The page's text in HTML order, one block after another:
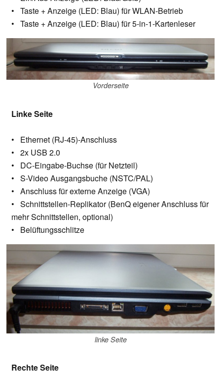
• Taste + Anzeige (LED: Blau) für WLAN-Betrieb
• Taste + Anzeige (LED: Blau) für 5-in-1-Kartenleser
Vorderseite
Linke Seite
• Ethernet (RJ-45)-Anschluss
• 2x USB 2.0
• DC-Eingabe-Buchse (für Netzteil)
• S-Video Ausgangsbuche (NSTC/PAL)
• Anschluss für externe Anzeige (VGA)
• Schnittstellen-Replikator (BenQ eigener Anschluss für
mehr Schnittstellen, optional)
• Belüftungsschlitze
linke Seite
Rechte Seite